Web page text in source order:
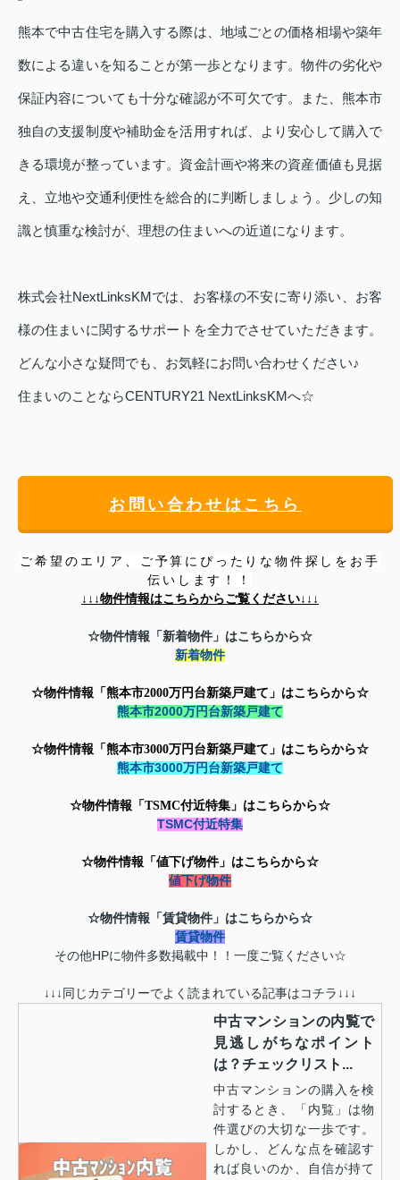
熊本で中古住宅を購入する際は、地域ごとの価格相場や築年
数による違いを知ることが第一歩となります。物件の劣化や
保証内容についても十分な確認が不可欠です。また、熊本市
独自の支援制度や補助金を活用すれば、より安心して購入で
きる環境が整っています。資金計画や将来の資産価値も見据
え、立地や交通利便性を総合的に判断しましょう。少しの知
識と慎重な検討が、理想の住まいへの近道になります。
株式会社NextLinksKMでは、お客様の不安に寄り添い、お客
様の住まいに関するサポートを全力でさせていただきます。
どんな小さな疑問でも、お気軽にお問い合わせください♪
住まいのことならCENTURY21 NextLinksKMへ☆
お問い合わせはこちら
ご希望のエリア、ご予算にぴったりな物件探しをお手
伝いします！！
↓↓↓物件情報はこちらからご覧ください↓↓↓
☆物件情報「新着物件」はこちらから☆
新着物件
☆物件情報「熊本市2000万円台新築戸建て」はこちらから☆
熊本市2000万円台新築戸建て
☆物件情報「 熊本市3000万円台新築戸建て」はこちらから☆
熊本市3000万円台新築戸建て
☆物件情報「TSMC付近特集」はこちらから☆
TSMC付近特集
☆物件情報「値下げ物件」はこちらから☆
値下げ物件
☆物件情報「賃貸物件」はこちらから☆
賃貸物件
その他HPに物件多数掲載中！！一度ご覧ください☆
↓↓↓同じカテゴリーでよく読まれている記事はコチラ↓↓↓
中古マンションの内覧で
見逃しがちなポイント
は？チェックリスト...
中古マンションの購入を検
討するとき、「内覧」は物
件選びの大切な一歩です。
しかし、どんな点を確認す
れば良いのか、自信が持て